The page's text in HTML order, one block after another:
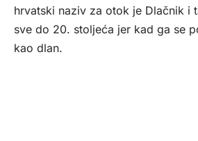
hrvatski naziv za otok je Dlačnik i
sve do 20. stoljeća jer kad ga se
kao dlan.